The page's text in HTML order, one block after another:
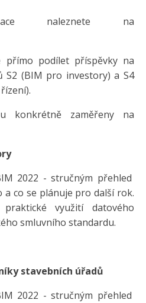
naleznete na
přímo podílet příspěvky na
S2 (BIM pro investory) a S4
konkrétně zaměřeny na
2022 - stručným přehled
co se plánuje pro další rok.
využití datového
smluvního standardu.
stavebních úřadů
2022 - stručným přehled